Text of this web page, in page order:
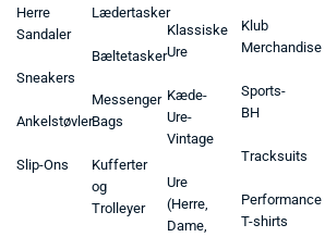
Herre
Sandaler
Sneakers
Ankelstøvler
Slip-Ons
Lædertasker
Bæltetasker
Messenger
Bags
Kufferter
og
Trolleyer
Klassiske
Ure
Kæde-
Ure-
Vintage
Ure
(Herre,
Dame,
Klub
Merchandise
Sports-
BH
Tracksuits
Performance
T-shirts